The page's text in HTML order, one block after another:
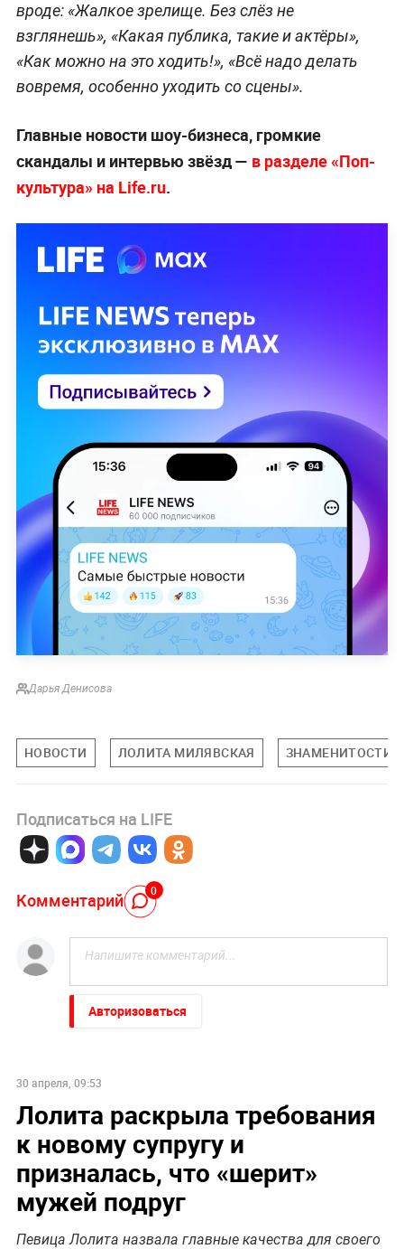
вроде: «Жалкое зрелище. Без слёз не
взглянешь», «Какая публика, такие и актёры»,
«Как можно на это ходить!», «Всё надо делать
вовремя, особенно уходить со сцены».
Главные новости шоу-бизнеса, громкие
скандалы и интервью звёзд — в разделе «Поп-
культура» на Life.ru.
Дарья Денисова
НОВОСТИ ЛОЛИТА МИЛЯВСКАЯ ЗНАМЕНИТОСТИ
Подписаться на LIFE
Комментарий 0
Авторизоваться
30 апреля, 09:53
Лолита раскрыла требования
к новому супругу и
призналась, что «шерит»
мужей подруг
Певица Лолита назвала главные качества для своего